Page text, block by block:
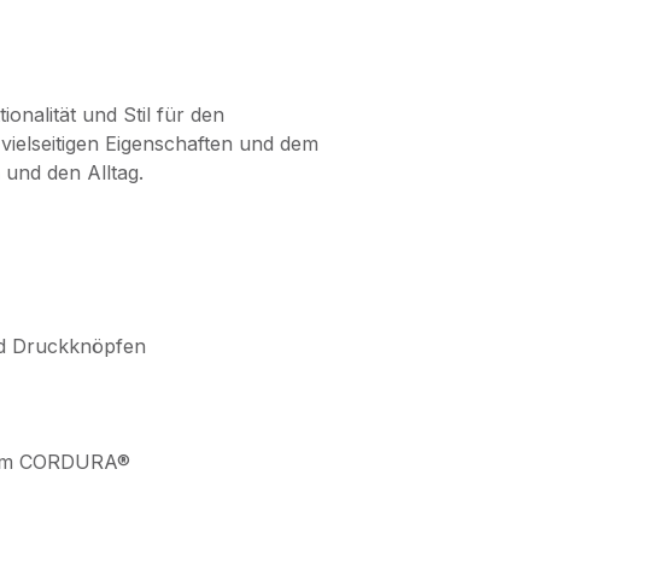
und Stil für den
Eigenschaften und dem
den Alltag.
Druckknöpfen
CORDURA®